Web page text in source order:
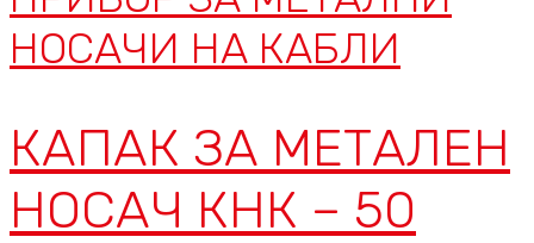
НОСАЧИ НА КАБЛИ
КАПАК ЗА МЕТАЛЕН
НОСАЧ КНК – 50